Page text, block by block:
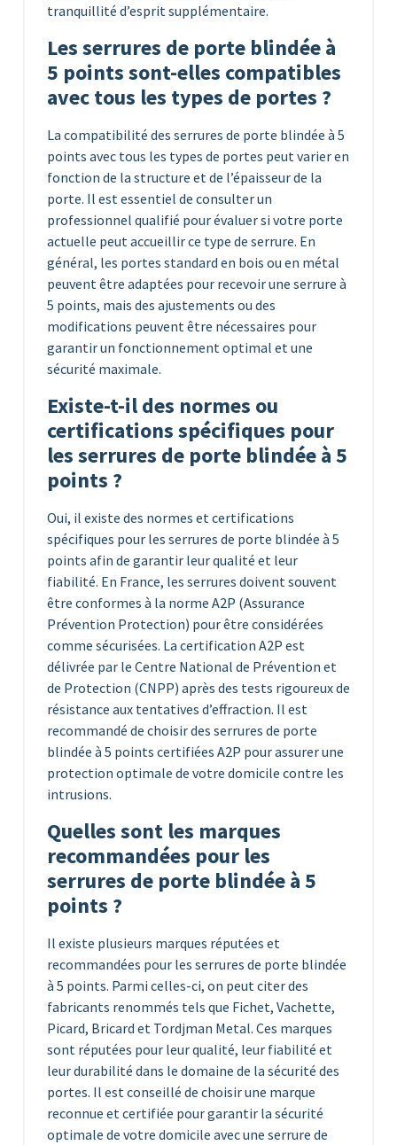
tranquillité d’esprit supplémentaire.
Les serrures de porte blindée à
5 points sont-elles compatibles
avec tous les types de portes ?
La compatibilité des serrures de porte blindée à 5
points avec tous les types de portes peut varier en
fonction de la structure et de l’épaisseur de la
porte. Il est essentiel de consulter un
professionnel qualifié pour évaluer si votre porte
actuelle peut accueillir ce type de serrure. En
général, les portes standard en bois ou en métal
peuvent être adaptées pour recevoir une serrure à
5 points, mais des ajustements ou des
modifications peuvent être nécessaires pour
garantir un fonctionnement optimal et une
sécurité maximale.
Existe-t-il des normes ou
certifications spécifiques pour
les serrures de porte blindée à 5
points ?
Oui, il existe des normes et certifications
spécifiques pour les serrures de porte blindée à 5
points afin de garantir leur qualité et leur
fiabilité. En France, les serrures doivent souvent
être conformes à la norme A2P (Assurance
Prévention Protection) pour être considérées
comme sécurisées. La certification A2P est
délivrée par le Centre National de Prévention et
de Protection (CNPP) après des tests rigoureux de
résistance aux tentatives d’effraction. Il est
recommandé de choisir des serrures de porte
blindée à 5 points certifiées A2P pour assurer une
protection optimale de votre domicile contre les
intrusions.
Quelles sont les marques
recommandées pour les
serrures de porte blindée à 5
points ?
Il existe plusieurs marques réputées et
recommandées pour les serrures de porte blindée
à 5 points. Parmi celles-ci, on peut citer des
fabricants renommés tels que Fichet, Vachette,
Picard, Bricard et Tordjman Metal. Ces marques
sont réputées pour leur qualité, leur fiabilité et
leur durabilité dans le domaine de la sécurité des
portes. Il est conseillé de choisir une marque
reconnue et certifiée pour garantir la sécurité
optimale de votre domicile avec une serrure de